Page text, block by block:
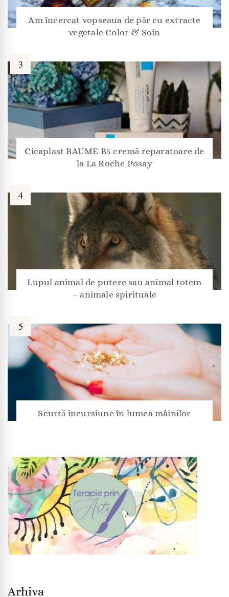
Am încercat vopseaua de păr cu extracte
vegetale Color & Soin
Cicaplast BAUME B5 cremă reparatoare de
la La Roche Posay
Lupul animal de putere sau animal totem
– animale spirituale
Scurtă incursiune în lumea mâinilor
Arhiva